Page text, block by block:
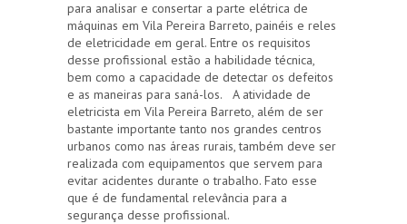
para analisar e consertar a parte elétrica de
máquinas em Vila Pereira Barreto, painéis e reles
de eletricidade em geral. Entre os requisitos
desse profissional estão a habilidade técnica,
bem como a capacidade de detectar os defeitos
e as maneiras para saná-los. A atividade de
eletricista em Vila Pereira Barreto, além de ser
bastante importante tanto nos grandes centros
urbanos como nas áreas rurais, também deve ser
realizada com equipamentos que servem para
evitar acidentes durante o trabalho. Fato esse
que é de fundamental relevância para a
segurança desse profissional.